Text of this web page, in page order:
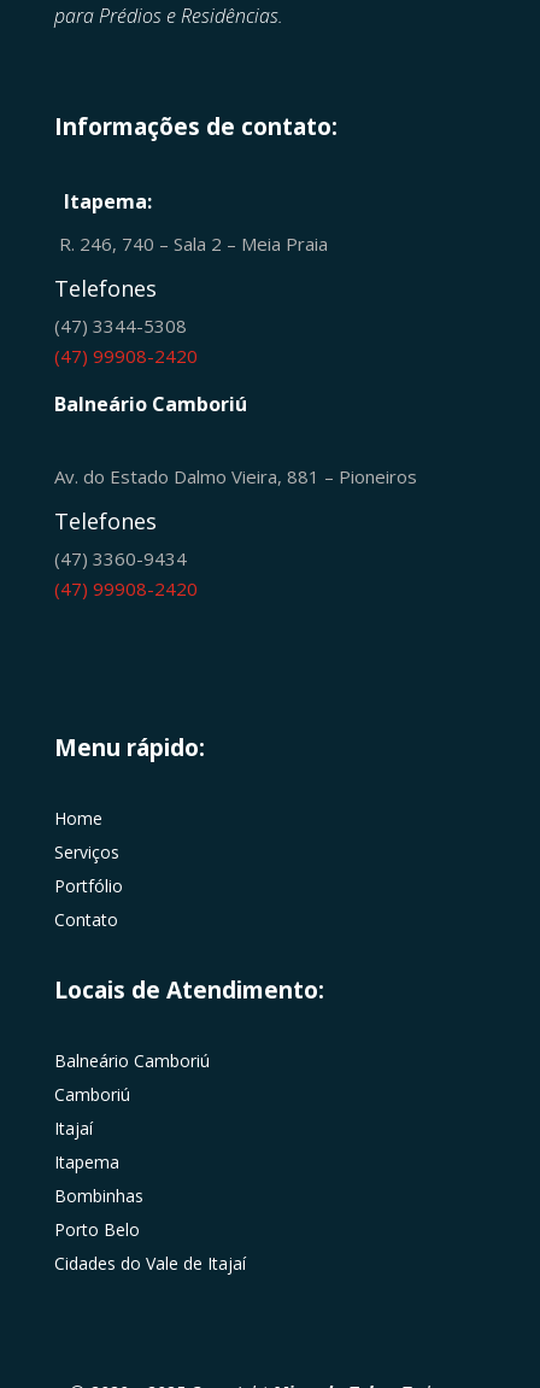
para Prédios e Residências.
Informações de contato:
Itapema:
R. 246, 740 – Sala 2 – Meia Praia
Telefones
(47) 3344-5308
(47) 99908-2420
Balneário Camboriú
Av. do Estado Dalmo Vieira, 881 – Pioneiros
Telefones
(47) 3360-9434
(47) 99908-2420
Menu rápido:
Home
Serviços
Portfólio
Contato
Locais de Atendimento:
Balneário Camboriú
Camboriú
Itajaí
Itapema
Bombinhas
Porto Belo
Cidades do Vale de Itajaí